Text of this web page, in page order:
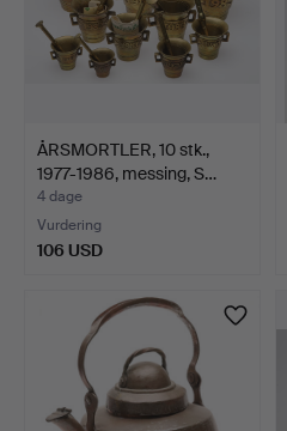
ÅRSMORTLER, 10 stk.,
1977-1986, messing, S…
4 dage
Vurdering
106 USD